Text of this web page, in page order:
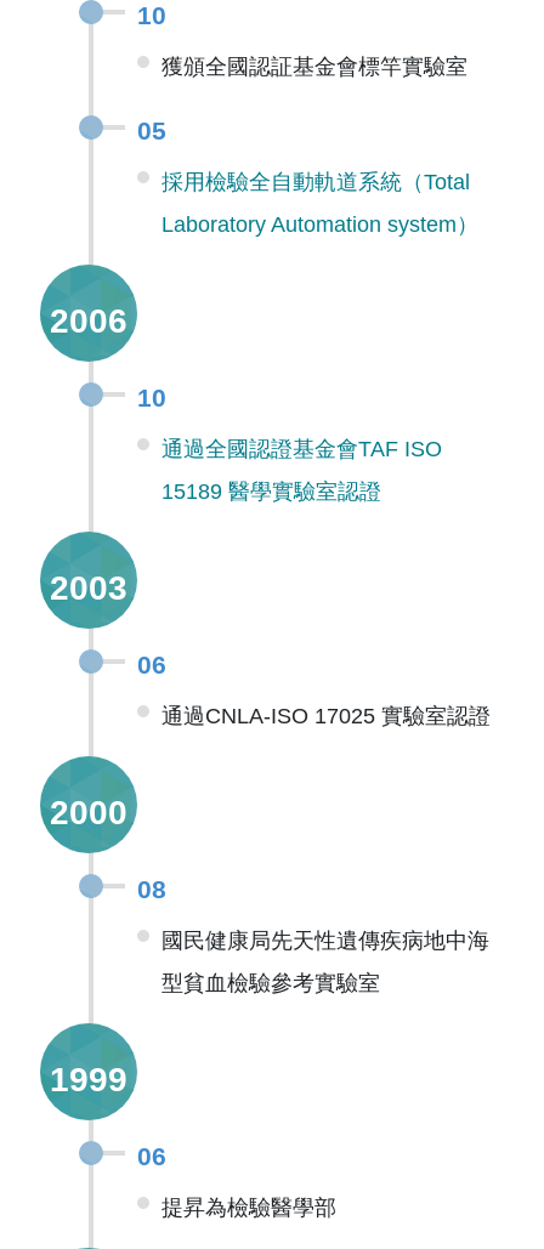
10
獲頒全國認証基金會標竿實驗室
05
採用檢驗全自動軌道系統（Total
Laboratory Automation system）
2006
10
通過全國認證基金會TAF ISO
15189 醫學實驗室認證
2003
06
通過CNLA-ISO 17025 實驗室認證
2000
08
國民健康局先天性遺傳疾病地中海
型貧血檢驗參考實驗室
1999
06
提昇為檢驗醫學部